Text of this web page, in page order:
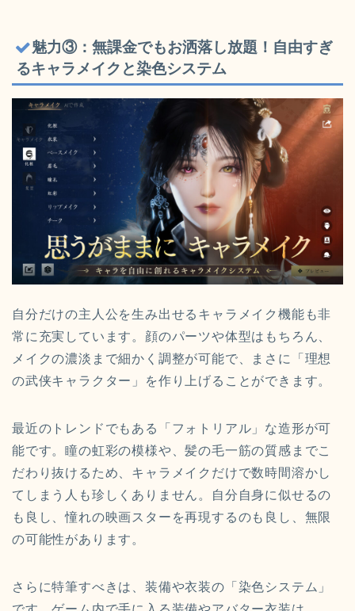
魅力③：無課金でもお洒落し放題！自由すぎ
るキャラメイクと染色システム
自分だけの主人公を生み出せるキャラメイク機能も非
常に充実しています。顔のパーツや体型はもちろん、
メイクの濃淡まで細かく調整が可能で、まさに「理想
の武侠キャラクター」を作り上げることができます。
最近のトレンドでもある「フォトリアル」な造形が可
能です。瞳の虹彩の模様や、髪の毛一筋の質感までこ
だわり抜けるため、キャラメイクだけで数時間溶かし
てしまう人も珍しくありません。自分自身に似せるの
も良し、憧れの映画スターを再現するのも良し、無限
の可能性があります。
さらに特筆すべきは、装備や衣装の「染色システム」